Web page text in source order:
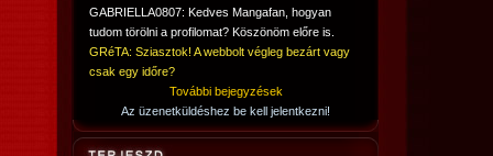
GABRIELLA0807: Kedves Mangafan, hogyan
tudom törölni a profilomat? Köszönöm előre is.
GRéTA: Sziasztok! A webbolt végleg bezárt vagy
csak egy időre?
További bejegyzések
Az üzenetküldéshez be kell jelentkezni!